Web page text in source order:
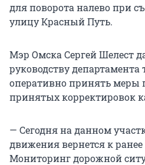
для поворота налево при
улицу Красный Путь.
Мэр Омска Сергей Шелест
руководству департамента
оперативно принять меры
принятых корректировок
— Сегодня на данном
движения вернется к
Мониторинг дорожной